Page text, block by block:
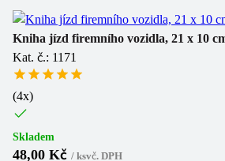
Kniha jízd firemního vozidla, 21 x 10
Kat. č.: 1171
(4x)
Skladem
48,00 Kč / ksvč. DPH